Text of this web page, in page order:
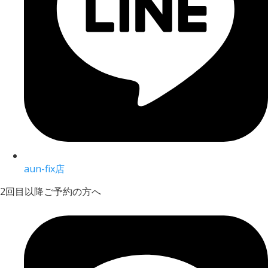
aun-fix店
2回目以降ご予約の方へ